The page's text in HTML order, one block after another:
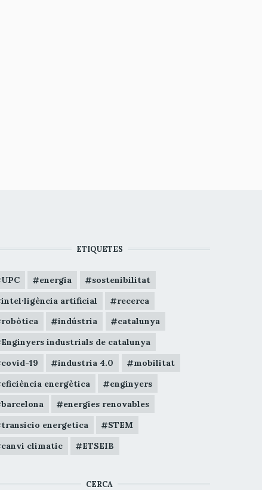
ETIQUETES
UPC energia
sostenibilitat
intel·ligència artificial
recerca
robòtica
indústria
catalunya
Enginyers industrials de catalunya
covid-19
industria 4.0
mobilitat
eficiència energètica
enginyers
barcelona
energies renovables
transicio energetica
STEM
canvi climatic
ETSEIB
CERCA